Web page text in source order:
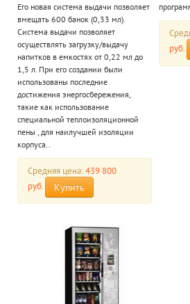
Его новая система выдачи позволяет
вмещать 600 банок (0,33 мл).
Система выдачи позволяет
осуществлять загрузку/выдачу
напитков в емкостях от 0,22 мл до
1,5 л. При его создании были
использованы последние
достижения энергосбережения,
такие как использование
специальной теплоизоляционной
пены , для наилучшей изоляции
корпуса..
Средняя цена:439 800
руб.
Купить
руб.